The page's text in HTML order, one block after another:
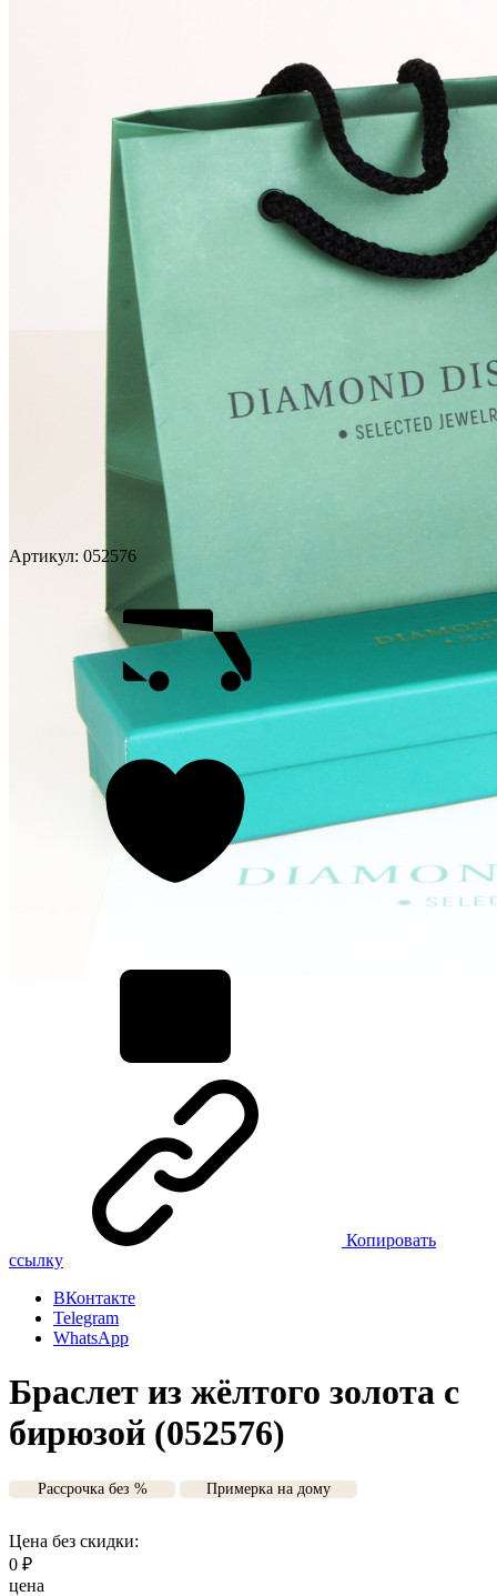
Артикул: 052576
Копировать
ссылку
ВКонтакте
Telegram
WhatsApp
Браслет из жёлтого золота с
бирюзой (052576)
Рассрочка без % Примерка на дому
Цена без скидки:
0 ₽
цена